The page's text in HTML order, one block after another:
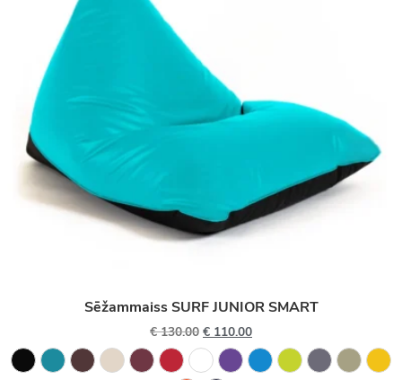
Sēžammaiss SURF JUNIOR SMART
€130.00 € 110.00